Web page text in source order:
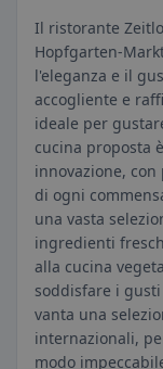
Il ristorante
Hopfgarten-
l'eleganza e il
accogliente e
ideale per
cucina proposta
innovazione,
di ogni
una vasta
ingredienti
alla cucina
soddisfare i
vanta una
internazionali,
modo